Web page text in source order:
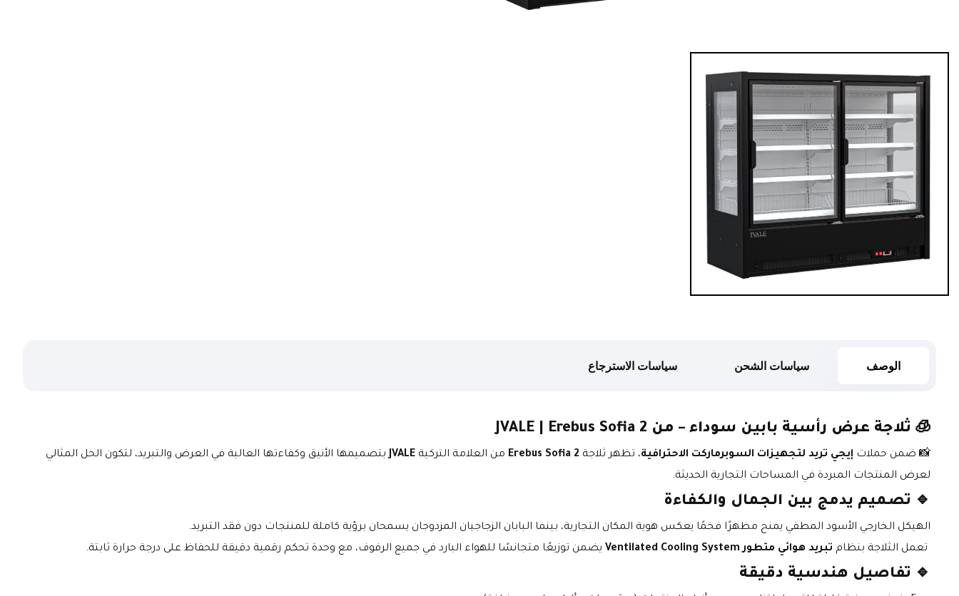
الوصف سياسات الشحن سياسات الاسترجاع
🧊 ثلاجة عرض رأسية بابين سوداء – من JVALE | Erebus Sofia 2
📸 ضمن حملات إيجي تريد لتجهيزات السوبرماركت الاحترافية، تظهر ثلاجة Erebus Sofia 2 من العلامة التركية JVALE
لعرض المنتجات المبردة في المساحات التجارية الحديثة.
🔹 تصميم يدمج بين الجمال والكفاءة
الهيكل الخارجي الأسود المطفي يمنح مظهرًا فخمًا يعكس هوية المكان التجارية، بينما البابان الزجاجيان المزدوجان يسمحان برؤية كاملة للمنتجات دون فقد التبريد.
تبريد هوائي متطور Ventilated Cooling System يضمن توزيعًا متجانسًا للهواء البارد في جميع الرفوف، مع وحدة تحكم رقمية دقيقة للحفاظ على درجة حرارة ثابتة.
🔹 تفاصيل هندسية دقيقة